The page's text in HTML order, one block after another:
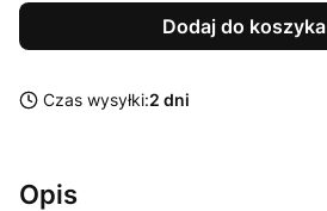
Dodaj do koszyka
Czas wysyłki:2 dni
Opis